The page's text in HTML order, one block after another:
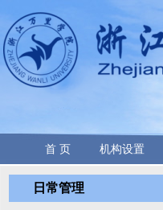
首 页 机构设置
日常管理